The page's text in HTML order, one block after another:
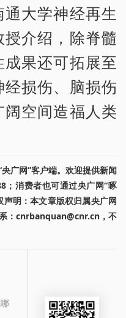
大学神经再生
介绍，除脊髓
果还可拓展至
损伤、脑损伤
空间造福人类
广网”客户端。欢迎提供新闻
；消费者也可通过央广网“啄
明：本文章版权归属央广网
：cnrbanquan@cnr.cn，不